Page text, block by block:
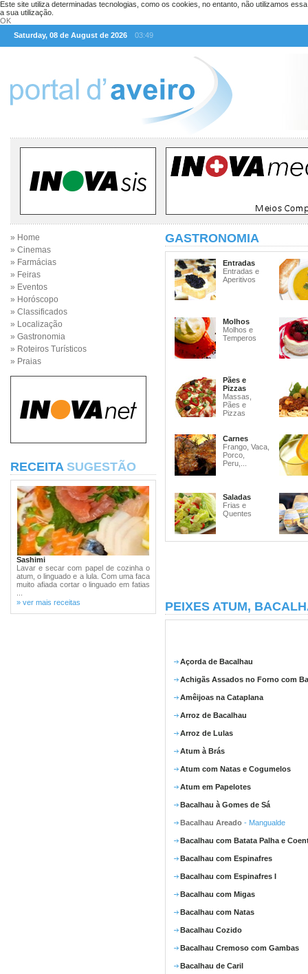
Este site utiliza determinadas tecnologias, como os cookies, no entanto, não utilizamos
a sua utilização.
OK
Saturday, 08 de August de 2026
03:49
» Home
» Cinemas
» Farmácias
» Feiras
» Eventos
» Horóscopo
» Classificados
» Localização
» Gastronomia
» Roteiros Turísticos
» Praias
RECEITA SUGESTÃO
Sashimi
Lavar e secar com papel de cozinha o
atum, o linguado e a lula. Com uma faca
muito afiada cortar o linguado em fatias
» ver mais receitas
GASTRONOMIA
Entradas
Entradas e
Aperitivos
Molhos
Molhos e
Temperos
Pães e
Pizzas
Massas,
Pães e
Pizzas
Carnes
Frango, Vaca,
Porco,
Peru,...
Saladas
Frias e
Quentes
PEIXES ATUM,
Açorda de Bacalhau
Achigãs Assados no Forno com
Amêijoas na Cataplana
Arroz de Bacalhau
Arroz de Lulas
Atum à Brás
Atum com Natas e Cogumelos
Atum em Papelotes
Bacalhau à Gomes de Sá
Bacalhau Areado - Mangualde
Bacalhau com Batata Palha e
Bacalhau com Espinafres
Bacalhau com Espinafres I
Bacalhau com Migas
Bacalhau com Natas
Bacalhau Cozido
Bacalhau Cremoso com Gambas
Bacalhau de Caril